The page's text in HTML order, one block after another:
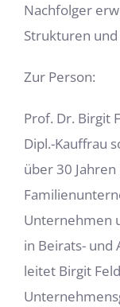
Nachfolger
Strukturen und
Zur Person:
Prof. Dr. Birgit
Dipl.-Kauffrau
über 30
Unternehmen
in Beirats- und
leitet Birgit